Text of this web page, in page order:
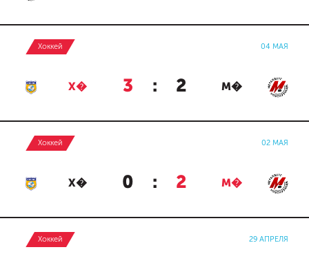
Хоккей 04 МАЯ
Х� 3 : 2 М�
Хоккей 02 МАЯ
Х� 0 : 2 М�
Хоккей 29 АПРЕЛЯ